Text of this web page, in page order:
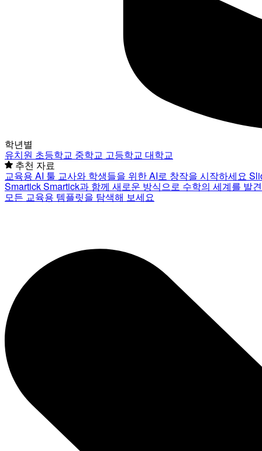
학년별
유치원 초등학교 중학교 고등학교 대학교
추천 자료
교육용 AI 툴 교사와 학생들을 위한 AI로 창작을 시작하세요
SmartickSmartick과 함께 새로운 방식으로 수학의 세계를 발
모든 교육용 템플릿을 탐색해 보세요